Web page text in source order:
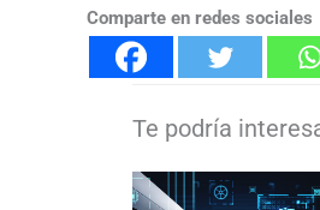
Comparte en redes sociales